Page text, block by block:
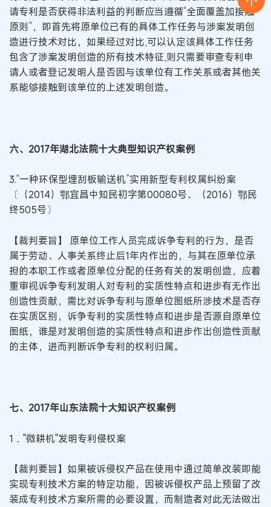
请专利是否获得非法利益的判断应当遵循“全面覆盖加接触
原则”，即首先将原单位已有的具体工作任务与涉案发明创
造进行技术对比，如果经过对比,可以认定该具体工作任务
包含了涉案发明创造的所有技术特征,则只需要审查专利申
请人或者登记发明人是否因与该单位有工作关系或者其他关
系能够接触到该单位的上述发明创造。
六、2017年湖北法院十大典型知识产权案例
3.“一种环保型埋刮板输送机”实用新型专利权属纠纷案
〔（2014）鄂宜昌中知民初字第00080号、（2016）鄂民
终505号〕
【裁判要旨】 原单位工作人员完成诉争专利的行为，是否
属于劳动、人事关系终止后1年内作出的，与其在原单位承
担的本职工作或者原单位分配的任务有关的发明创造，应着
重审视诉争专利发明人对专利的实质性特点和进步有无作出
创造性贡献，需比对诉争专利与原单位图纸所涉技术是否存
在实质区别，诉争专利的实质性特点和进步是否源自原单位
图纸，谁是对发明创造的实质性特点和进步作出创造性贡献
的主体，进而判断诉争专利的权利归属。
七、2017年山东法院十大知识产权案例
1．"微耕机"发明专利侵权案
【裁判要旨】如果被诉侵权产品在使用中通过简单改装即能
实现专利技术方案的特定功能，因被诉侵权产品上预留了改
装成专利技术方案所需的必要设置，而制造者对此无法做出